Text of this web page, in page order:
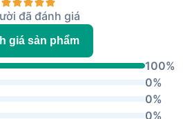
đã đánh giá
giá sản phẩm
100%
0%
0%
0%